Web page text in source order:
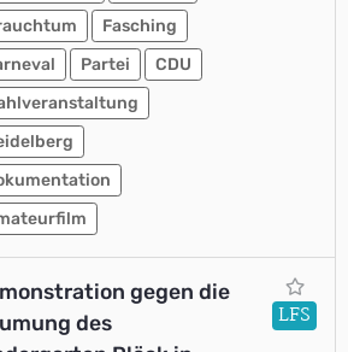
Fasching
Partei
CDU
gegen die
des
LFS